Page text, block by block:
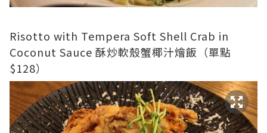
Risotto with Tempera Soft Shell Crab in
Coconut Sauce 酥炒軟殼蟹椰汁燴飯（單點
$128）